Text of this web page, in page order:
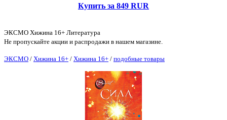
Купить за 849 RUR
ЭКСМО Хижина 16+ Литература
Не пропускайте акции и распродажи в нашем магазине.
ЭКСМО / Хижина 16+ / Хижина 16+ / подобные товары